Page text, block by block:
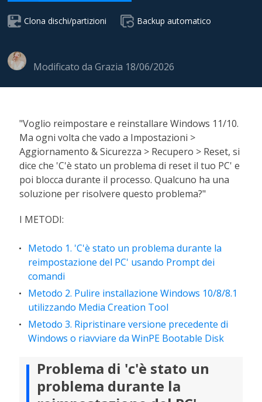
Clona dischi/partizioni Backup automatico
Modificato daGrazia 18/06/2026
"Voglio reimpostare e reinstallare Windows 11/10.
Ma ogni volta che vado a Impostazioni >
Aggiornamento & Sicurezza > Recupero > Reset, si
dice che 'C'è stato un problema di reset il tuo PC' e
poi blocca durante il processo. Qualcuno ha una
soluzione per risolvere questo problema?"
I METODI:
Metodo 1. 'C'è stato un problema durante la
reimpostazione del PC' usando Prompt dei
comandi
Metodo 2. Pulire installazione Windows 10/8/8.1
utilizzando Media Creation Tool
Metodo 3. Ripristinare versione precedente di
Windows o riavviare da WinPE Bootable Disk
Problema di 'c'è stato un
problema durante la